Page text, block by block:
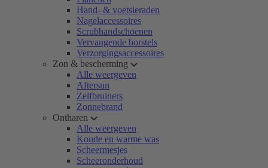
Hand- & voetsieraden
Nagelaccessoires
Scrubhandschoenen
Vervangende borstels
Verzorgingsaccessoires
Zon & bescherming
Alle weergeven
Aftersun
Zelfbruiners
Zonnebrand
Ontharen
Alle weergeven
Koude en warme was
Scheermesjes
Scheeronderhoud